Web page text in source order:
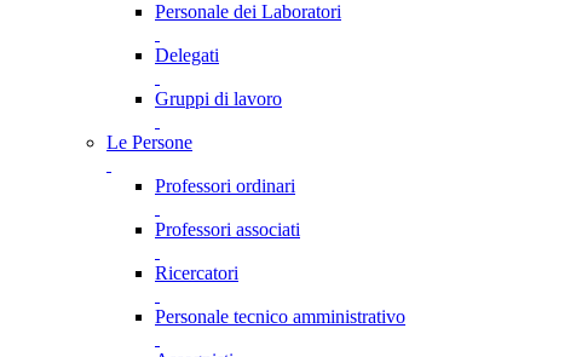
Personale dei Laboratori
Delegati
Gruppi di lavoro
Le Persone
Professori ordinari
Professori associati
Ricercatori
Personale tecnico amministrativo